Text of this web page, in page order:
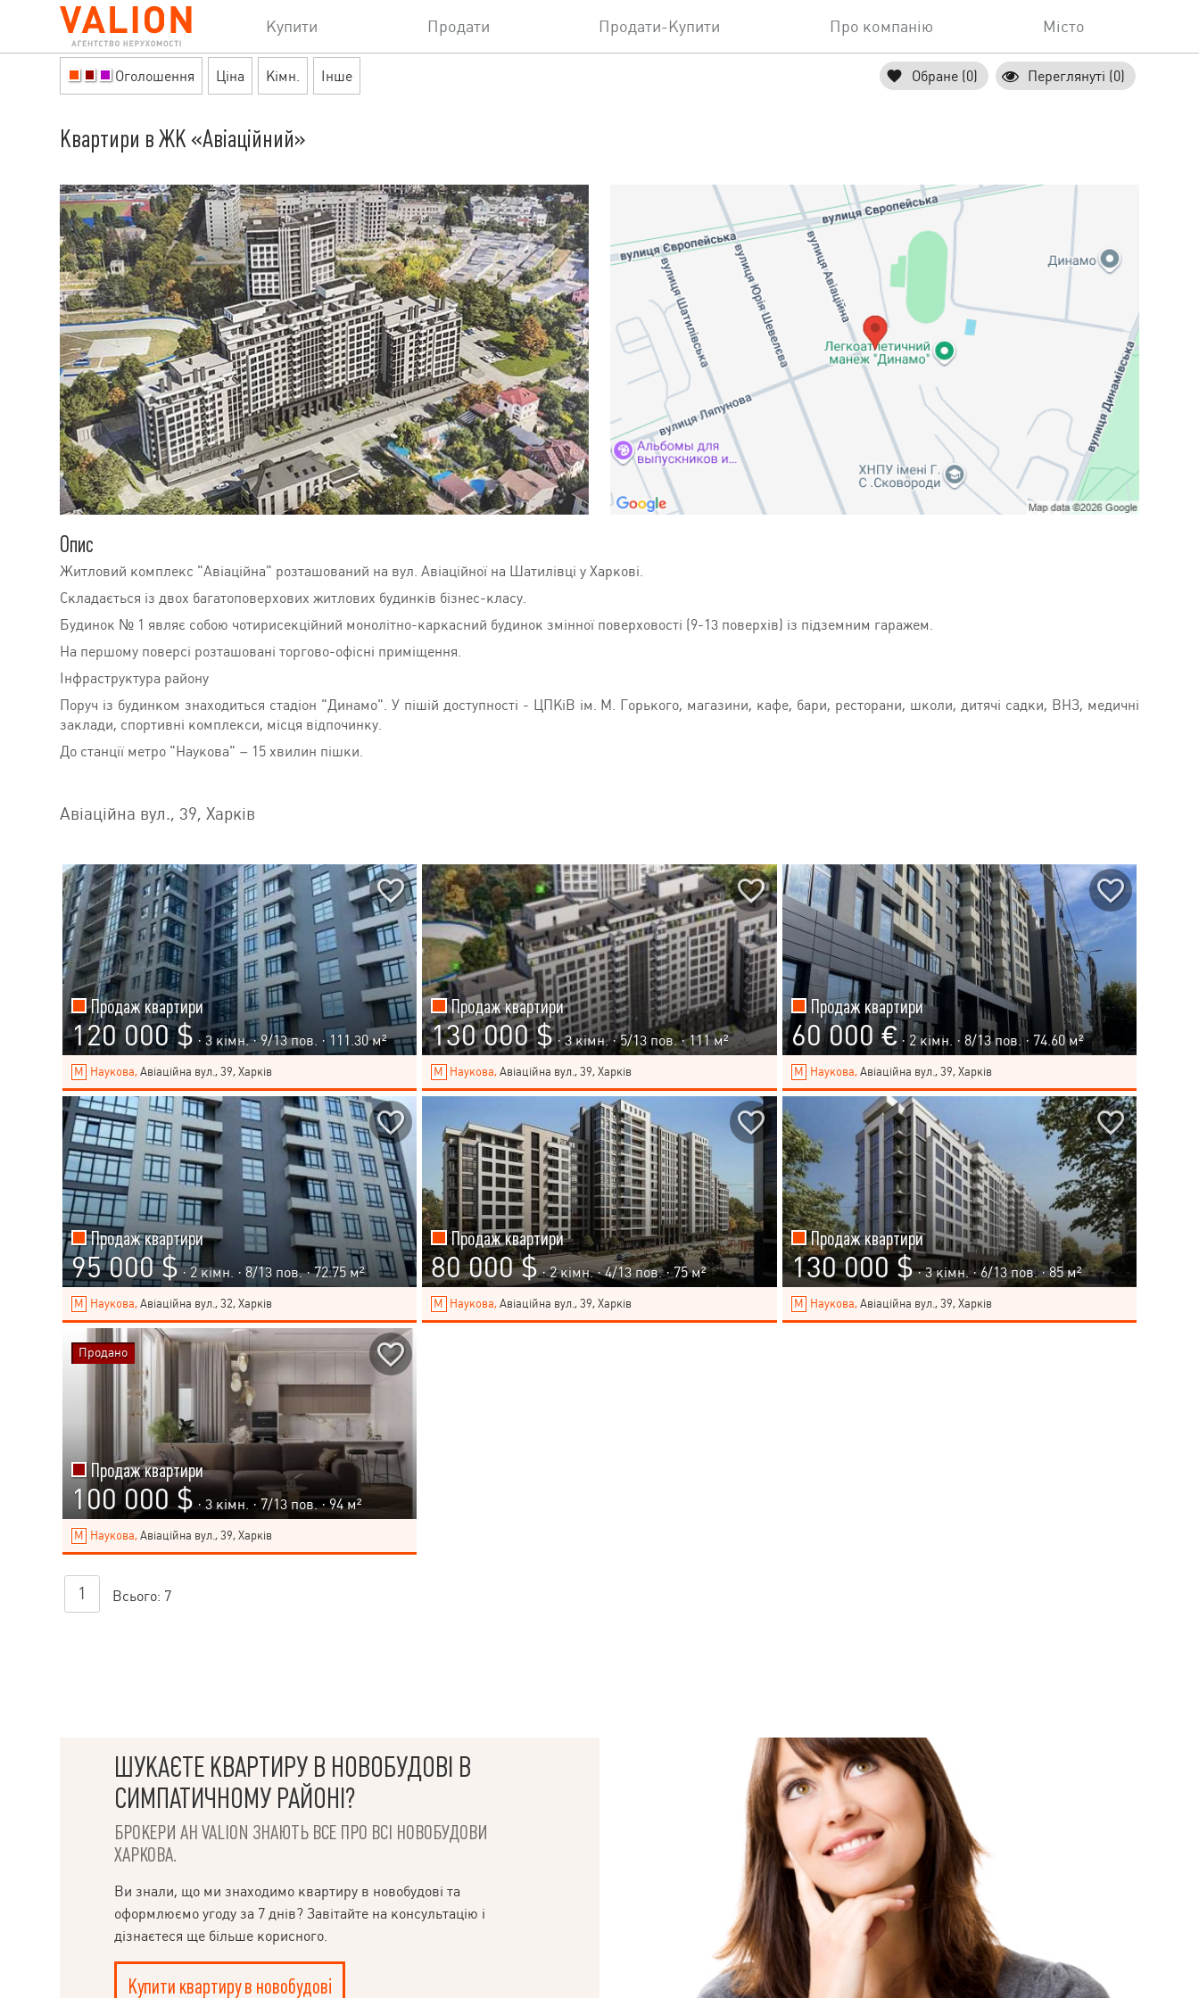
Купити Продати Продати-Купити Про компанію Місто
Оголошення Ціна Кімн. Інше Обране (0) Переглянуті (0)
Квартири в ЖК «Авіаційний»
Опис
Житловий комплекс "Авіаційна" розташований на вул. Авіаційної на Шатилівці у Харкові.
Складається із двох багатоповерхових житлових будинків бізнес-класу.
Будинок № 1 являє собою чотирисекційний монолітно-каркасний будинок змінної поверховості (9-13 поверхів) із підземним гаражем.
На першому поверсі розташовані торгово-офісні приміщення.
Інфраструктура району
Поруч із будинком знаходиться стадіон "Динамо". У пішій доступності - ЦПКіВ ім. М. Горького, магазини, кафе, бари, ресторани, школи, дитячі садки, ВНЗ, медичні
заклади, спортивні комплекси, місця відпочинку.
До станції метро "Наукова" – 15 хвилин пішки.
Авіаційна вул., 39, Харків
Продаж квартири
120 000 $ · 3 кімн. ·9/13пов. · 111.30 м²
Наукова,Авіаційна вул., 39, Харків
Продаж квартири
130 000 $ · 3 кімн. ·5/13пов. · 111 м²
Наукова,Авіаційна вул., 39, Харків
Продаж квартири
60 000 € · 2 кімн. · 8/13пов. · 74.60 м²
Наукова, Авіаційна вул., 39, Харків
Продаж квартири
95 000 $ · 2 кімн. ·8/13 пов. · 72.75 м²
Наукова,Авіаційна вул., 32, Харків
Продаж квартири
80 000 $ · 2 кімн. ·4/13пов. · 75 м²
Наукова,Авіаційна вул., 39, Харків
Продаж квартири
130 000 $ · 3 кімн. ·6/13пов. · 85 м²
Наукова, Авіаційна вул., 39, Харків
Продаж квартири
100 000 $ · 3 кімн. · 7/13пов. · 94 м²
Наукова,Авіаційна вул., 39, Харків
Продано
1 Всього: 7
ШУКАЄТЕ КВАРТИРУ В НОВОБУДОВІ В
СИМПАТИЧНОМУ РАЙОНІ?
БРОКЕРИ АН VALION ЗНАЮТЬ ВСЕ ПРО ВСІ НОВОБУДОВИ
ХАРКОВА.
Ви знали, що ми знаходимо квартиру в новобудові та
оформлюємо угоду за 7 днів? Завітайте на консультацію і
дізнаєтеся ще більше корисного.
Купити квартиру в новобудові